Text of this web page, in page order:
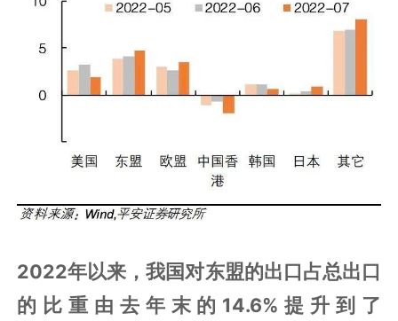
2022年以来，我国对东盟的出口占总出口
的比重由去年末的14.6%提升到了